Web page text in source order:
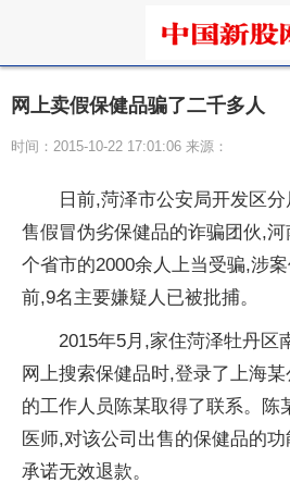
网上卖假保健品骗了二千多人
时间：2015-10-22 17:01:06 来源：
日前,菏泽市公安局开发区
售假冒伪劣保健品的诈骗团伙,
个省市的2000余人上当受骗,涉
前,9名主要嫌疑人已被批捕。
2015年5月,家住菏泽牡丹区
网上搜索保健品时,登录了上海
的工作人员陈某取得了联系。陈
医师,对该公司出售的保健品的
承诺无效退款。